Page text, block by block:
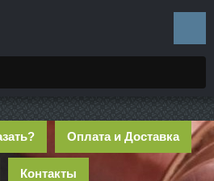
Оплата и Доставка
Контакты